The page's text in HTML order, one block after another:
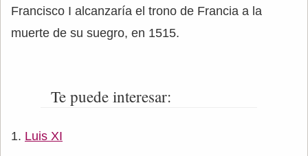
Francisco I alcanzaría el trono de Francia a la
muerte de su suegro, en 1515.
Te puede interesar:
Luis XI